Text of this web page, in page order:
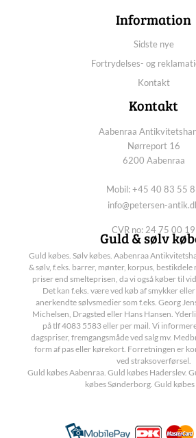
Information
Sidste nye
Fortrydelses- og
Kontakt
Kontakt
Aabenraa
Nørreport 16
6200 Aabenraa
Mobil: +45 40 83 55
info@petersen-
CVR no: 24 75 00 19
Guld & sølv
Guld købes. Sølv købes. Aabenraa
& sølv, f.eks. barrer, mønter, korpus,
priser end smelteprisen, da vi også køber til
Det kan f.eks. være ved køb af smykker
anerkendte sølvsmedier som f.eks. Georg
Michelsen, Dragsted eller Hans Hansen.
på tlf 4083 5583 eller per mail. Vi
dagspriser, fremgangsmåde ved salg mv.
form af pas eller kørekort. Forretningen er
ved straksoverførsel.
Guld købes Aabenraa. Guld købes Haderslev.
købes Sønderborg. Guld købes